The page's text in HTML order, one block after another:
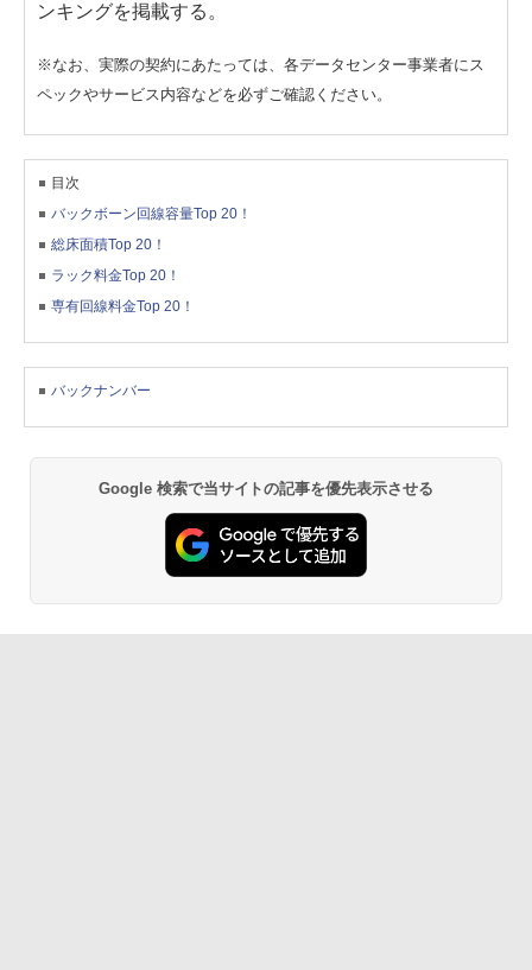
ンキングを掲載する。
※なお、実際の契約にあたっては、各データセンター事業者にス
ペックやサービス内容などを必ずご確認ください。
目次
バックボーン回線容量Top 20！
総床面積Top 20！
ラック料金Top 20！
専有回線料金Top 20！
バックナンバー
Google 検索で当サイトの記事を優先表示させる